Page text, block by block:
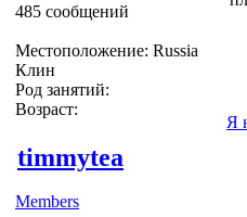
485 сообщений
Местоположение: Russia
Клин
Род занятий:
Возраст:
Я
timmytea
Members